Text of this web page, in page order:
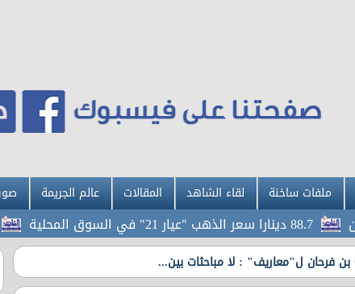
ملفات ساخنة لقاء الشاهد المقالات عالم الجريمة
88.7 دينارا سعر الذهب "عيار 21" في السوق المحلية 15 ميدالية للأردن في افتتاح بطولة الحسن للتايكواندو
بن فرحان ل"معاريف" : لا مباحثات بين...